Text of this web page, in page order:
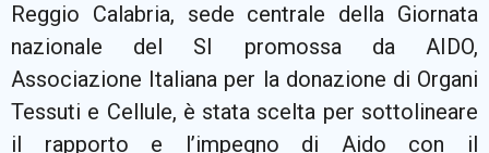
Reggio Calabria, sede centrale della Giornata
nazionale del SI promossa da AIDO,
Associazione Italiana per la donazione di Organi
Tessuti e Cellule, è stata scelta per sottolineare
il rapporto e l’impegno di Aido con il